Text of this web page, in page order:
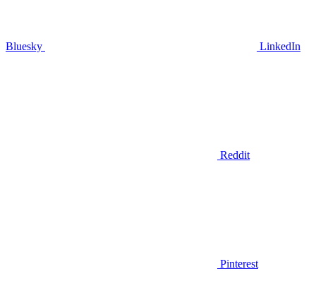
Bluesky LinkedIn
Reddit
Pinterest